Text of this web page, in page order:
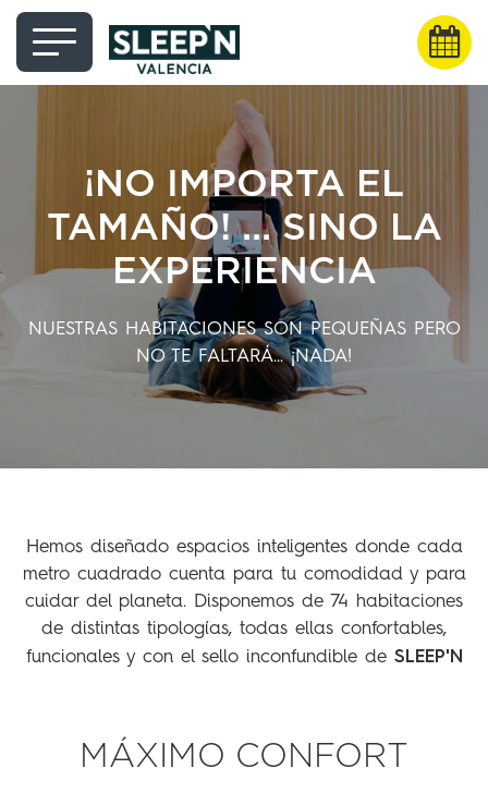
¡NO IMPORTA EL
TAMAÑO! ... SINO LA
EXPERIENCIA
NUESTRAS HABITACIONES SON PEQUEÑAS PERO
NO TE FALTARÁ... ¡NADA!
Hemos diseñado espacios inteligentes donde cada
metro cuadrado cuenta para tu comodidad y para
cuidar del planeta. Disponemos de 74 habitaciones
de distintas tipologías, todas ellas confortables,
funcionales y con el sello inconfundible de SLEEP'N
MÁXIMO CONFORT